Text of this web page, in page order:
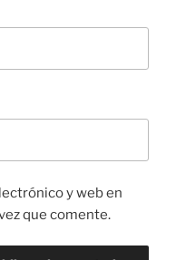
y web en
que comente.